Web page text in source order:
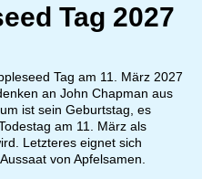
Tag 2027
Tag am 11. März 2027
an John Chapman aus
ist sein Geburtstag, es
am 11. März als
Letzteres eignet sich
von Apfelsamen.